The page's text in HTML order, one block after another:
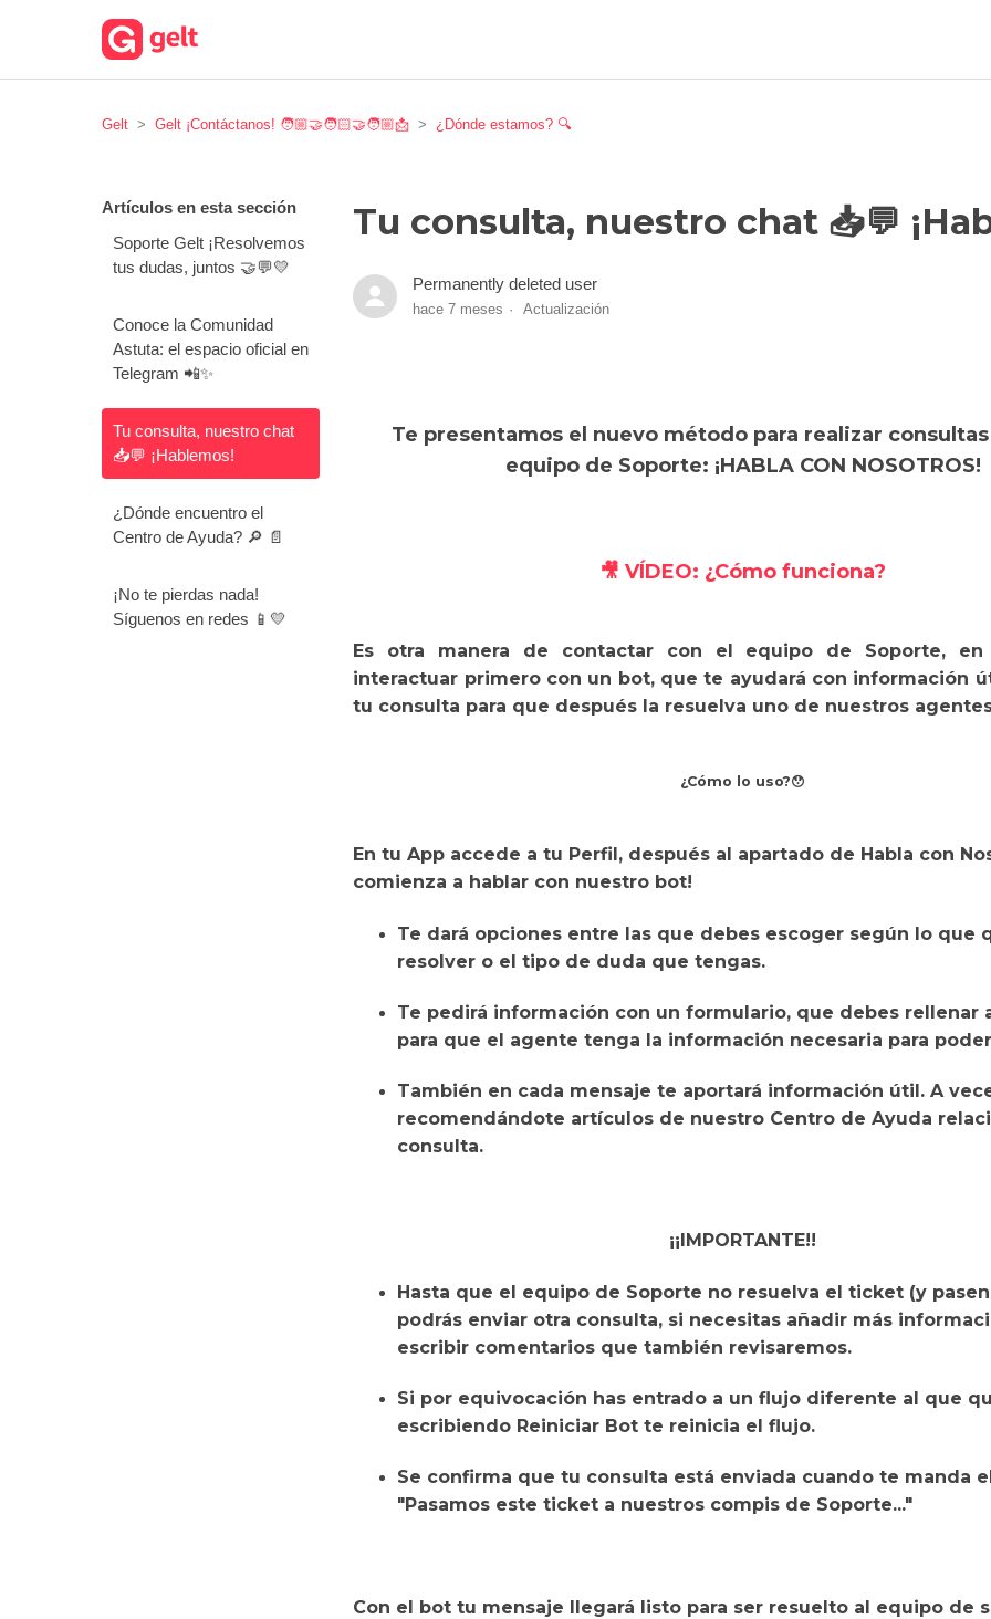
Gelt Gelt ¡Contáctanos! 🧑🏼‍🤝‍🧑🏻‍🤝‍🧑🏼📩 ¿Dónde estamos? 🔍
Artículos en esta sección
Soporte Gelt ¡Resolvemos
tus dudas, juntos 🤝💬💛
Conoce la Comunidad
Astuta: el espacio oficial en
Telegram 📲✨
Tu consulta, nuestro chat
📥💬 ¡Hablemos!
¿Dónde encuentro el
Centro de Ayuda? 🔎 📄
¡No te pierdas nada!
Síguenos en redes 📱💛
Tu consulta, nuestro chat 📥💬
Permanently deleted user
hace 7 meses Actualización
Te presentamos el nuevo método para realizar
equipo de Soporte: ¡HABLA CON NOSOTROS!
🎥VÍDEO: ¿Cómo funciona?
Es otra manera de contactar con el equipo de Soporte,
interactuar primero con un bot, que te ayudará con información
tu consulta para que después la resuelva uno de nuestros
¿Cómo lo uso?😯
En tu App accede a tu Perfil, después al apartado de Habla con
comienza a hablar con nuestro bot!
Te dará opciones entre las que debes escoger según lo que
resolver o el tipo de duda que tengas.
Te pedirá información con un formulario, que debes rellenar
para que el agente tenga la información necesaria para
También en cada mensajete aportará información útil. A
recomendándote artículos de nuestro Centro de Ayuda
consulta.
¡¡IMPORTANTE!!
Hasta que el equipo de Soporte no resuelva el ticket (y
podrás enviar otra consulta, si necesitas añadir más
escribir comentarios que también revisaremos.
Si por equivocación has entrado a un flujo diferente al que
escribiendo Reiniciar Bot te reinicia el flujo.
Se confirma quetu consulta está enviada cuando te manda
"Pasamos este ticket a nuestros compis de Soporte..."
Con el bot tu mensaje llegará listo para ser resuelto al equipo de